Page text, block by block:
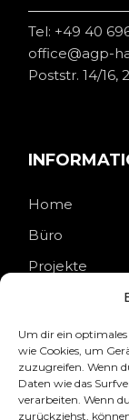
Um dir ein
wie Cookies, um
zuzugreifen. Wenn
Daten wie das
verarbeiten. Wenn
zurückziehst,
Tel: +49 40
office@agp-
Poststr. 14/
Home
Büro
Projekte